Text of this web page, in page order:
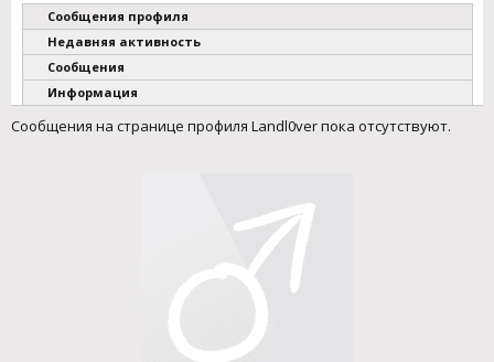
Сообщения профиля
Недавняя активность
Сообщения
Информация
Сообщения на странице профиля Landl0ver пока отсутствуют.